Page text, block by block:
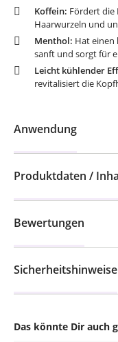
Das könnte Dir auch
Koffein: Fördert
Haarwurzeln und
Menthol: Hat
sanft und sorgt für
Leicht kühlender
revitalisiert die
Anwendung
Produktdaten /
Bewertungen
Sicherheitshinweise